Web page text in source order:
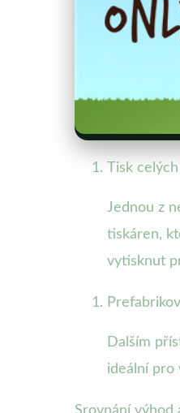
Tisk
Jednou z
tiskáren,
vytisknut
Dalším
ideální pro